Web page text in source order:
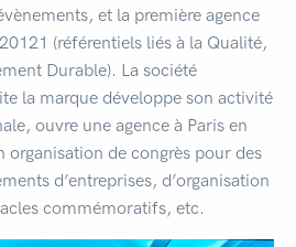
et la première agence
(référentiels liés à la Qualité,
Durable). La société
la marque développe son activité
ouvre une agence à Paris en
organisation de congrès pour des
d’entreprises, d’organisation
commémoratifs, etc.